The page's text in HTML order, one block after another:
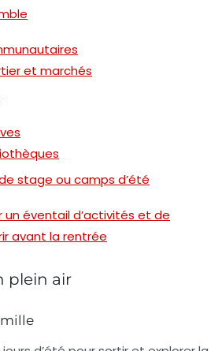
et marchés
stage ou camps d’été
un éventail d’activités et de
avant la rentrée
plein air